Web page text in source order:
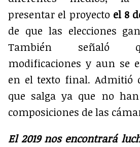
presentar el proyecto el 8
de que las elecciones
También señaló
modificaciones y aun se
en el texto final. Admitió
que salga ya que no
composiciones de las
El 2019 nos encontrará